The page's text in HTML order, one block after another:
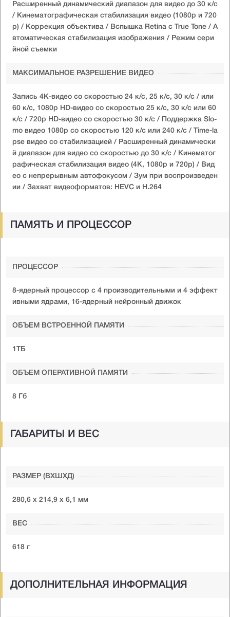
Расширенный динамический диапазон для видео до 30 к/с
/ Кинематографическая стабилизация видео (1080p и 720
p) / Коррекция объектива / Вспышка Retina с True Tone / А
втоматическая стабилизация изображения / Режим сери
йной съемки
МАКСИМАЛЬНОЕ РАЗРЕШЕНИЕ ВИДЕО
Запись 4K-видео со скоростью 24 к/с, 25 к/с, 30 к/с / или
60 к/с, 1080p HD-видео со скоростью 25 к/с, 30 к/с или 60
к/с / 720p HD-видео со скоростью 30 к/с / Поддержка Slo-
mo видео 1080p со скоростью 120 к/с или 240 к/с / Time-la
pse видео со стабилизацией / Расширенный динамически
й диапазон для видео со скоростью до 30 к/с / Кинематог
рафическая стабилизация видео (4K, 1080p и 720p) / Вид
ео с непрерывным автофокусом / Зум при воспроизведен
ии / Захват видеоформатов: HEVC и H.264
ПАМЯТЬ И ПРОЦЕССОР
ПРОЦЕССОР
8-ядерный процессор с 4 производительными и 4 эффект
ивными ядрами, 16-ядерный нейронный движок
ОБЪЕМ ВСТРОЕННОЙ ПАМЯТИ
1ТБ
ОБЪЕМ ОПЕРАТИВНОЙ ПАМЯТИ
8 Гб
ГАБАРИТЫ И ВЕС
РАЗМЕР (ВXШXД)
280,6 х 214,9 х 6,1 мм
ВЕС
618 г
ДОПОЛНИТЕЛЬНАЯ ИНФОРМАЦИЯ